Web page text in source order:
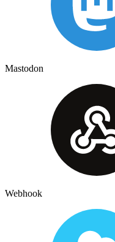
Mastodon
Webhook